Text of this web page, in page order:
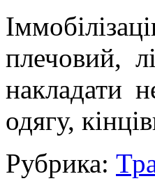
плечовий,
накладати
одягу,
Рубрика: